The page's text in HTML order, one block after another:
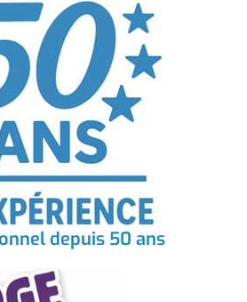
depuis 50 ans